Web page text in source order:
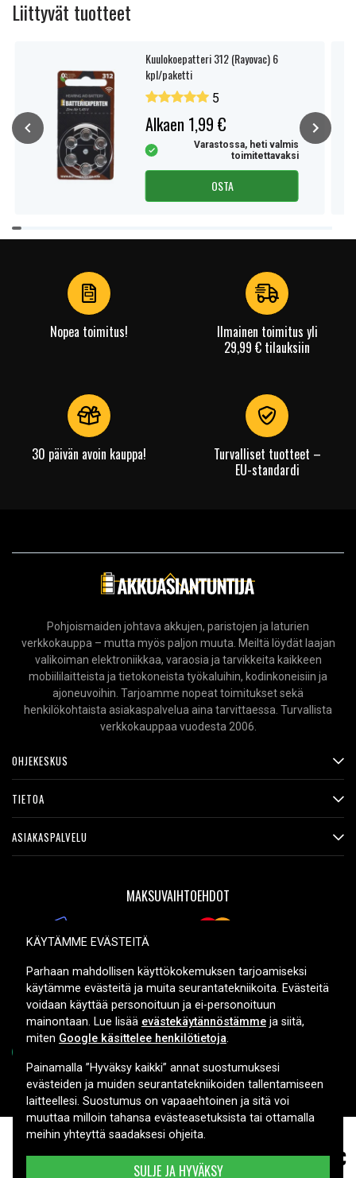
Liittyvät tuotteet
Kuulokoepatteri 312 (Rayovac) 6
kpl/paketti
5
Alkaen 1,99 €
Varastossa, heti valmis
toimitettavaksi
OSTA
Item
1
Samsung AF 4000 8,99 €
Nopea toimitus!
Ilmainen toimitus yli
29,99 € tilauksiin
30 päivän avoin kauppa!
Turvalliset tuotteet –
EU-standardi
Pohjoismaiden johtava akkujen, paristojen ja laturien
verkkokauppa – mutta myös paljon muuta. Meiltä löydät laajan
valikoiman elektroniikkaa, varaosia ja tarvikkeita kaikkeen
mobiililaitteista ja tietokoneista työkaluihin, kodinkoneisiin ja
ajoneuvoihin. Tarjoamme nopeat toimitukset sekä
henkilökohtaista asiakaspalvelua aina tarvittaessa. Turvallista
verkkokauppaa vuodesta 2006.
OHJEKESKUS
TIETOA
ASIAKASPALVELU
MAKSUVAIHTOEHDOT
TOIMITUSVAIHTOEHDOT
Copyright © 2026, Spares Nordic AB
KÄYTÄMME EVÄSTEITÄ
Parhaan mahdollisen käyttökokemuksen tarjoamiseksi
käytämme evästeitä ja muita seurantatekniikoita. Evästeitä
voidaan käyttää personoituun ja ei-personoituun
mainontaan. Lue lisää evästekäytännöstämme ja siitä,
miten Google käsittelee henkilötietoja.
Painamalla ”Hyväksy kaikki” annat suostumuksesi
evästeiden ja muiden seurantatekniikoiden tallentamiseen
laitteellesi. Suostumus on vapaaehtoinen ja sitä voi
muuttaa milloin tahansa evästeasetuksista tai ottamalla
meihin yhteyttä saadaksesi ohjeita.
SULJE JA HYVÄKSY